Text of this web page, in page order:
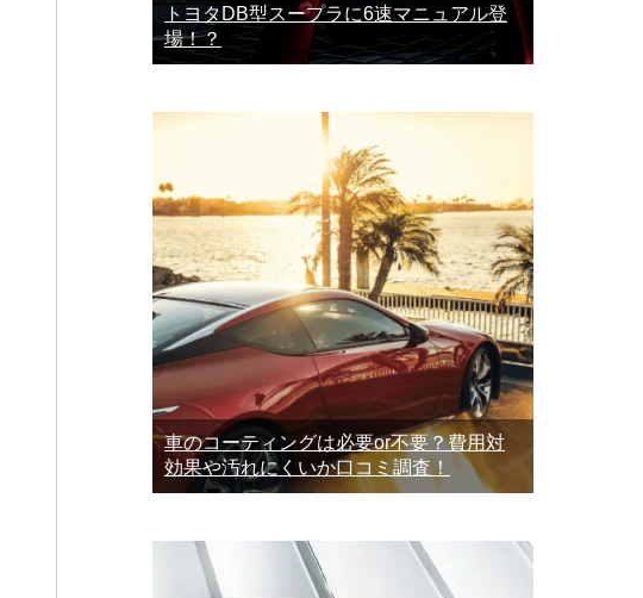
トヨタDB型スープラに6速マニュアル登
場！？
車のコーティングは必要or不要？費用対
効果や汚れにくいか口コミ調査！